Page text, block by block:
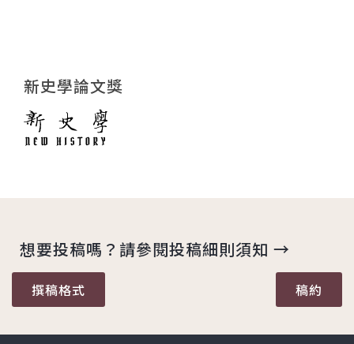
新史學論文獎
想要投稿嗎？請參閱投稿細則須知 →
撰稿格式 稿約